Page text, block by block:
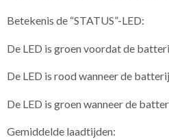
Betekenis de “STATUS”-LED:
De LED is groen voordat de
De LED is rood wanneer de
De LED is groen wanneer de
Gemiddelde laadtijden: